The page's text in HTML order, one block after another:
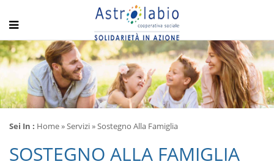
Sei In : Home»Servizi» Sostegno Alla Famiglia
SOSTEGNO ALLA FAMIGLIA